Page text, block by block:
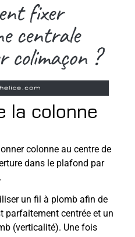
la colonne
colonne au centre de
dans le plafond par
un fil à plomb afin de
parfaitement centrée et un
(verticalité). Une fois